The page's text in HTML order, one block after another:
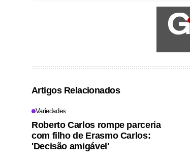
Artigos Relacionados
Variedades
Roberto Carlos rompe parceria
com filho de Erasmo Carlos:
'Decisão amigável'